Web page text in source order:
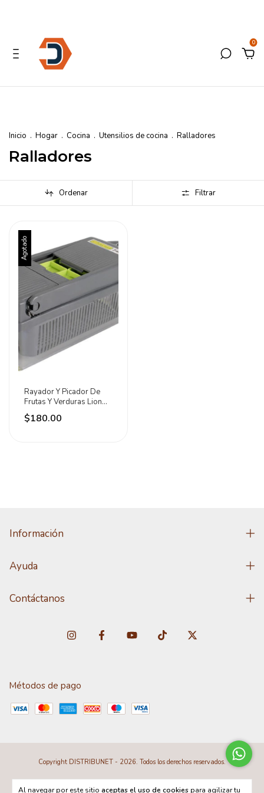
0
Al navegar por este sitio aceptas el uso de cookies para agilizar tu
Inicio . Hogar . Cocina . Utensilios de cocina . Ralladores
Ralladores
Ordenar Filtrar
Agotado
Rayador Y Picador De
Frutas Y Verduras Lion
Tools Gris
$180.00
Información
Ayuda
Contáctanos
Métodos de pago
Copyright DISTRIBUNET - 2026. Todos los derechos reservados.